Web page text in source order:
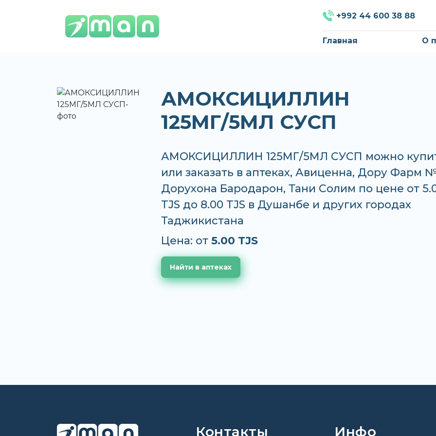
+992 44 600 38 88
Главная О
АМОКСИЦИЛЛИН
125МГ/5МЛ СУСП
АМОКСИЦИЛЛИН 125МГ/5МЛ СУСП можно
или заказать в аптеках, Авиценна, Дору Фарм
Дорухона Бародарон, Тани Солим по цене от
TJS до 8.00 TJS в Душанбе и других городах
Таджикистана
Цена: от 5.00 TJS
Найти в аптеках
Контакты Инфо